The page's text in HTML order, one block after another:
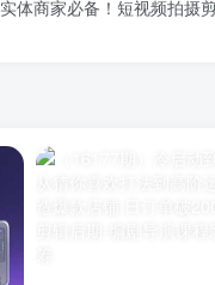
实体商家必备！短视频拍摄